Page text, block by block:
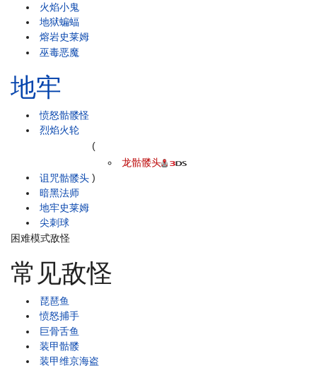
火焰小鬼
地狱蝙蝠
熔岩史莱姆
巫毒恶魔
地牢
愤怒骷髅怪
烈焰火轮
诅咒骷髅头
(
龙骷髅头
)
暗黑法师
地牢史莱姆
尖刺球
困难模式敌怪
常见敌怪
琵琶鱼
愤怒捕手
巨骨舌鱼
装甲骷髅
装甲维京海盗